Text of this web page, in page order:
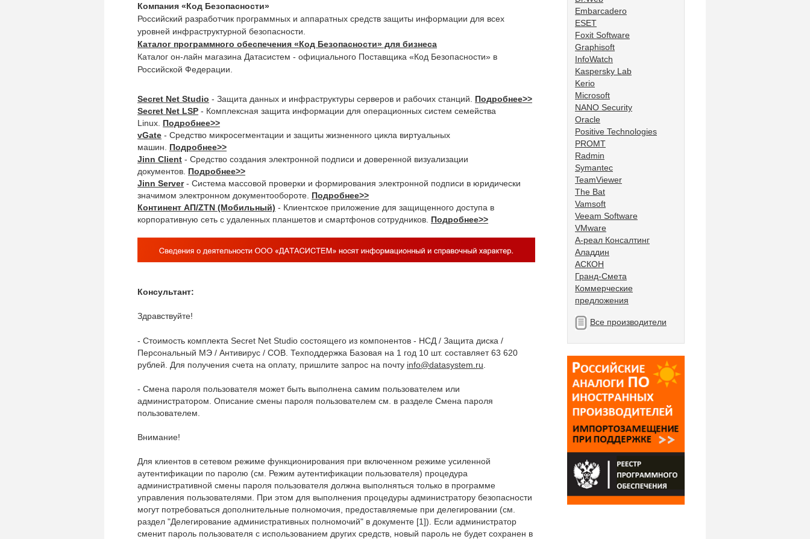
Компания «Код Безопасности»
Российский разработчик программных и аппаратных средств защиты информации для всех
уровней инфраструктурной безопасности.
Каталог программного обеспечения «Код Безопасности» для бизнеса
Каталог он-лайн магазина Датасиcтем - официального Поставщика «Код Безопасности» в
Российской Федерации.
Secret Net Studio - Защита данных и инфраструктуры серверов и рабочих станций. Подробнее>>
Secret Net LSP - Комплексная защита информации для операционных систем семейства
Linux. Подробнее>>
vGate - Средство микросегментации и защиты жизненного цикла виртуальных
машин. Подробнее>>
Jinn Client - Средство создания электронной подписи и доверенной визуализации
документов. Подробнее>>
Jinn Server- Система массовой проверки и формирования электронной подписи в юридически
значимом электронном документообороте. Подробнее>>
Континент АП/ZTN (Мобильный) - Клиентское приложение для защищенного доступа в
корпоративную сеть с удаленных планшетов и смартфонов сотрудников. Подробнее>>
Консультант:
Здравствуйте!
- Стоимость комплекта Secret Net Studio состоящего из компонентов - НСД / Защита диска /
Персональный МЭ / Антивирус / СОВ. Техподдержка Базовая на 1 год 10 шт. составляет 63 620
рублей. Для получения счета на оплату, пришлите запрос на почту info@datasystem.ru
- Смена пароля пользователя может быть выполнена самим пользователем или
администратором. Описание смены пароля пользователем см. в разделе Смена пароля
пользователем.
Внимание!
Для клиентов в сетевом режиме функционирования при включенном режиме усиленной
аутентификации по паролю (см. Режим аутентификации пользователя) процедура
административной смены пароля пользователя должна выполняться только в программе
управления пользователями. При этом для выполнения процедуры администратору безопасности
могут потребоваться дополнительные полномочия, предоставляемые при делегировании (см.
раздел "Делегирование административных полномочий" в документе [1]). Если администратор
сменит пароль пользователя с использованием других средств, новый пароль не будет сохранен в
Embarcadero
ESET
Foxit Software
Graphisoft
InfoWatch
Kaspersky Lab
Kerio
Microsoft
NANO Security
Oracle
Positive Technologies
PROMT
Radmin
Symantec
TeamViewer
The Bat
Vamsoft
Veeam Software
VMware
А-реал Консалтинг
Аладдин
АСКОН
Гранд-Смета
Коммерческие
предложения
Все производители